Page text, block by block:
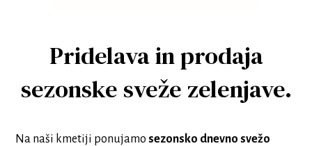
Pridelava in prodaja
sezonske sveže zelenjave.
Na naši kmetiji ponujamosezonsko dnevno svežo